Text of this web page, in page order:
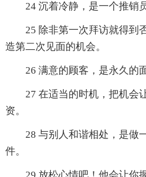
24 沉着冷静，是一个推销
25 除非第一次拜访就得到
造第二次见面的机会。
26 满意的顾客，是永久的
27 在适当的时机，把机会
资。
28 与别人和谐相处，是做
件。